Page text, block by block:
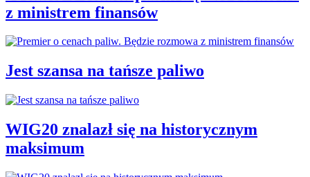
z ministrem finansów
Jest szansa na tańsze paliwo
WIG20 znalazł się na historycznym
maksimum